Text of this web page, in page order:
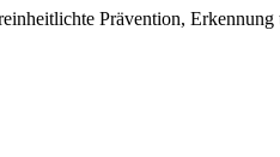
Prävention, Erkennung